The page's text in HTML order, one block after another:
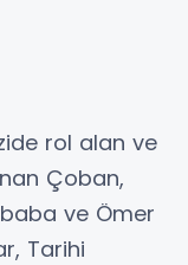
rol alan ve
Çoban,
ve Ömer
Tarihi